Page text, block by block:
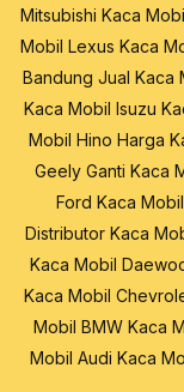
Mitsubishi Kaca
Mobil Lexus Kaca
Bandung Jual Kaca
Kaca Mobil Isuzu
Mobil Hino Harga
Geely Ganti Kaca
Ford Kaca
Distributor Kaca
Kaca Mobil
Kaca Mobil
Mobil BMW Kaca
Mobil Audi Kaca